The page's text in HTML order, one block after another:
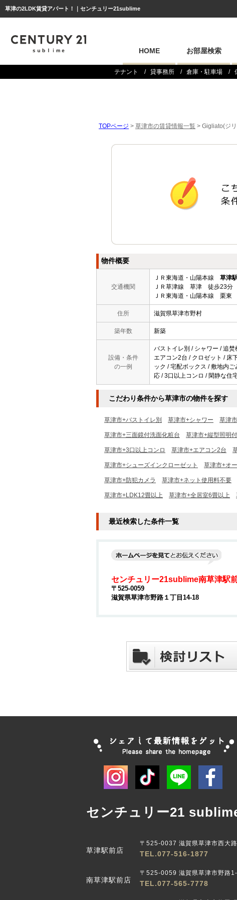
草津の2LDK賃貸アパート！｜センチュリー21sublime
HOME お部屋検索
テナント 貸事務所 倉庫・駐車場
TOPページ > 草津市の賃貸情報一覧 > Gigliato(ジ
物件概要
交通機関
ＪＲ東海道・山陽本線 草津
ＪＲ草津線 草津 徒歩23分
ＪＲ東海道・山陽本線 栗東
住所 滋賀県草津市野村
築年数 新築
設備・条件
の一例
バストイレ別 / シャワー / 追
エアコン2台 / クロゼット / 床
ック / 宅配ボックス / 敷地内
応 / 3口以上コンロ / 閑静な住
こだわり条件から草津市の物件を探す
草津市+バストイレ別 草津市+シャワー 草津
草津市+三面鏡付洗面化粧台 草津市+縦型照明
草津市+3口以上コンロ 草津市+エアコン2台
草津市+シューズインクローゼット 草津市+オ
草津市+防犯カメラ 草津市+ネット使用料不要
草津市+LDK12畳以上 草津市+全居室6畳以上
最近検索した条件一覧
センチュリー21sublime南草津駅
〒525-0059
滋賀県草津市野路１丁目14-18
センチュリー21
草津駅前店
〒525-0037 滋賀県草津市西大
TEL.077-516-1877
南草津駅前店
〒525-0059 滋賀県草津市野路
TEL.077-565-7778